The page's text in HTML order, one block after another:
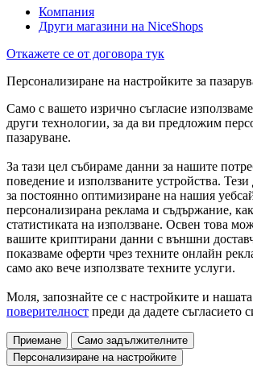
Компания
Други магазини на NiceShops
Откажете се от договора тук
Персонализиране на настройките за
Само с вашето изрично съгласие
други технологии, за да ви предложим
пазаруване.
За тази цел събираме данни за нашите
поведение и използваните устройства.
за постоянно оптимизиране на нашия
персонализирана реклама и съдържание,
статистиката на използване. Освен това
вашите криптирани данни с външни
показваме оферти чрез техните онлайн
само ако вече използвате техните услуги.
Моля, запознайте се с настройките и нашата
поверителност преди да дадете съгласието
Приемане
Само задължителните
Персонализиране на настройките